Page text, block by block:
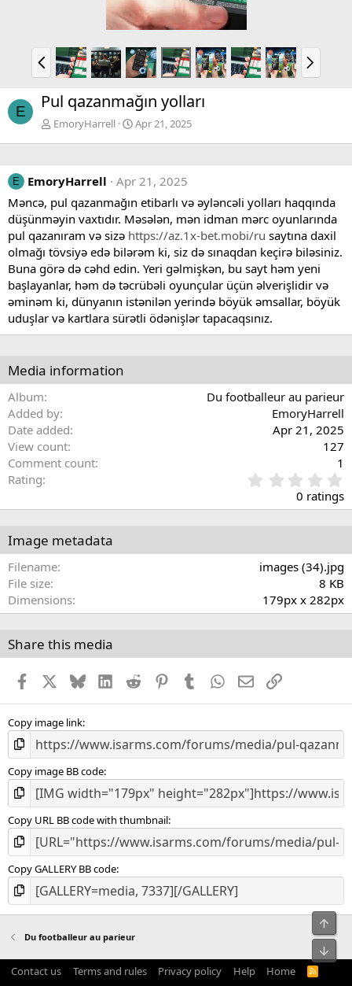
P
r
e
v
N
e
x
E Pul qazanmağın yolları
EmoryHarrell Apr 21, 2025
E EmoryHarrell
Apr 21, 2025
Məncə, pul qazanmağın etibarlı və əyləncəli yolları haqqında
düşünməyin vaxtıdır. Məsələn, mən idman mərc oyunlarında
pul qazanıram və sizə https://az.1x-bet.mobi/ru saytına daxil
olmağı tövsiyə edə bilərəm ki, siz də sınaqdan keçirə biləsiniz.
Buna görə də cəhd edin. Yeri gəlmişkən, bu sayt həm yeni
başlayanlar, həm də təcrübəli oyunçular üçün əlverişlidir və
əminəm ki, dünyanın istənilən yerində böyük əmsallar, böyük
uduşlar və kartlara sürətli ödənişlər tapacaqsınız.
Media information
Album
Du footballeur au parieur
Added by
EmoryHarrell
Date added
Apr 21, 2025
View count
127
Comment count
1
Rating
.
0
t
s
0 ratings
Image metadata
Filename
images (34).jpg
File size
8 KB
Dimensions
179px x 282px
Share this media
Facebook BlueskyLinkedInReddit PinterestTumblr WhatsApp
EmailLink
Copy image link
Copy image BB code
Copy URL BB code with thumbnail
Copy GALLERY BB code
Du footballeur au parieur
Contact us Terms and rules Privacy policy Help Home
R